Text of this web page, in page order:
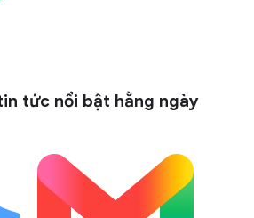
tức nổi bật hằng ngày